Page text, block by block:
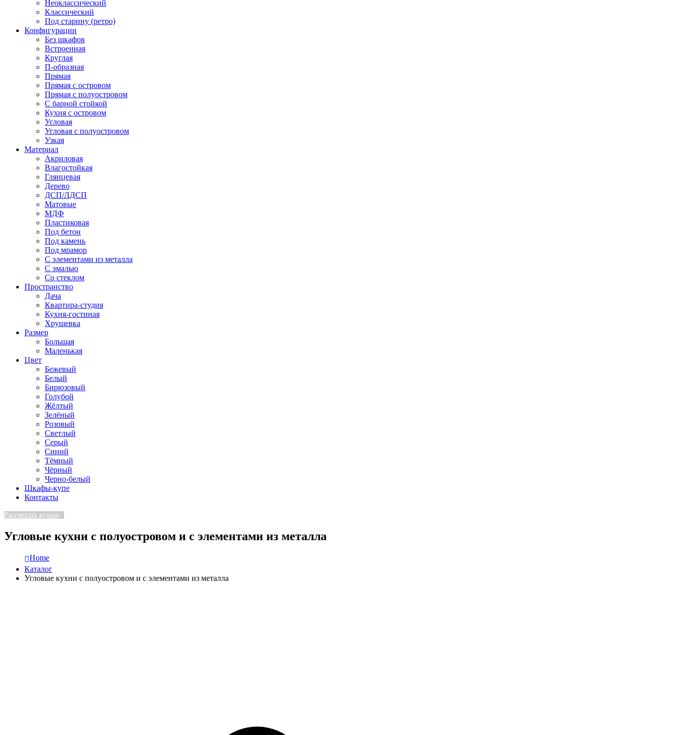
Неоклассический
Классический
Под старину (ретро)
Конфигурации
Без шкафов
Встроенная
Круглая
П-образная
Прямая
Прямая с островом
Прямая с полуостровом
С барной стойкой
Кухня с островом
Угловая
Угловая с полуостровом
Узкая
Материал
Акриловая
Влагостойкая
Глянцевая
Дерево
ДСП/ЛДСП
Матовые
МДФ
Пластиковая
Под бетон
Под камень
Под мрамор
С элементами из металла
С эмалью
Со стеклом
Пространство
Дача
Квартира-студия
Кухня-гостиная
Хрущевка
Размер
Большая
Маленькая
Цвет
Бежевый
Белый
Бирюзовый
Голубой
Жёлтый
Зелёный
Розовый
Светлый
Серый
Синий
Тёмный
Чёрный
Черно-белый
Шкафы-купе
Контакты
Рассчитать кухню
Угловые кухни с полуостровом и с элементами из металла
Home
Каталог
Угловые кухни с полуостровом и с элементами из металла